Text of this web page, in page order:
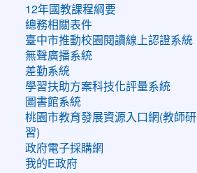
12年國教課程綱要
總務相關表件
臺中市推動校園閱讀線上認證系統
無聲廣播系統
差勤系統
學習扶助方案科技化評量系統
圖書館系統
桃園市教育發展資源入口網(教師研
習)
政府電子採購網
我的E政府